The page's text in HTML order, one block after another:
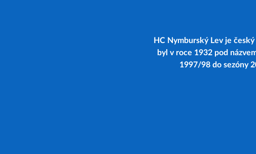
HC Nymburský Lev je
byl v roce 1932 pod
1997/98 do sezóny